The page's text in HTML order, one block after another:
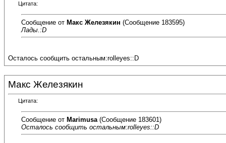
Цитата:
Сообщение от Макс Железякин (Сообщение 183595)
Лады.:D
Осталось сообщить остальным:rolleyes::D
Макс Железякин
Цитата:
Сообщение от Marimusa (Сообщение 183601)
Осталось сообщить остальным:rolleyes::D